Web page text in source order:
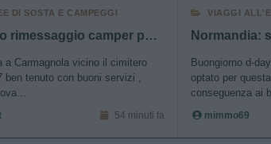
DI SOSTA E CAMPEGGI
Nuovo rimessaggio camper posti coperti e scoperti
a Carmagnola vicino il cimitero
ben tenuto con buoni servizi ,
54 minuti fa
VIAGGI
Buongiorno d-
optato per
conseguenza ai
mimmo69